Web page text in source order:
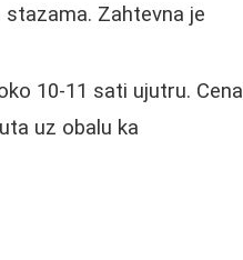
Zahtevna je
10-11 sati ujutru. Cena
uz obalu ka